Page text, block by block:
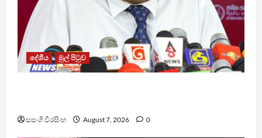
දේශීය මුල් පිටුව
සසංගි වීරසිංහ August 7, 2026 0